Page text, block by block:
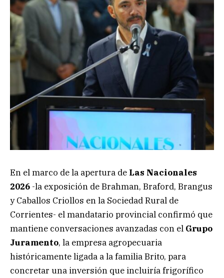
En el marco de la apertura de Las Nacionales
2026 -la exposición de Brahman, Braford, Brangus
y Caballos Criollos en la Sociedad Rural de
Corrientes- el mandatario provincial confirmó que
mantiene conversaciones avanzadas con el Grupo
Juramento, la empresa agropecuaria
históricamente ligada a la familia Brito, para
concretar una inversión que incluiría frigorífico